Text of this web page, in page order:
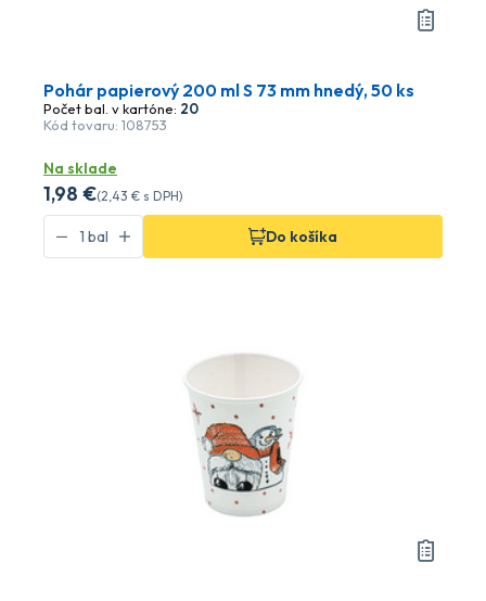
Pohár papierový 200 ml S 73 mm hnedý, 50 ks
Počet bal. v kartóne: 20
Kód tovaru: 108753
Na sklade
1,98 €(2,43 € s DPH)
Do košíka